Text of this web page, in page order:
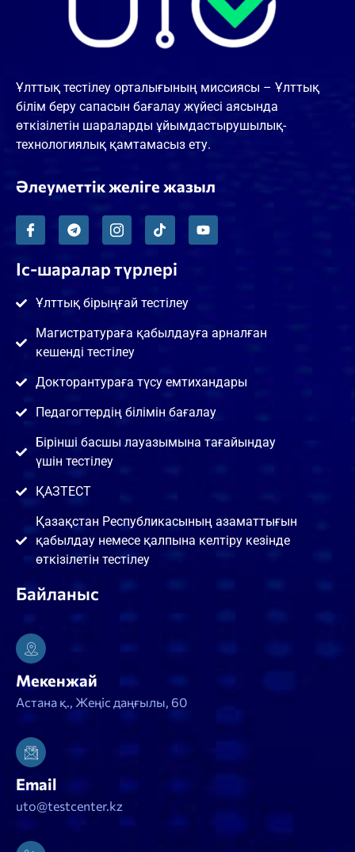
Ұлттық тестілеу орталығының миссиясы – Ұлттық
білім беру сапасын бағалау жүйесі аясында
өткізілетін шараларды ұйымдастырушылық-
технологиялық қамтамасыз ету.
Әлеуметтік желіге жазыл
Іс-шаралар түрлері
Ұлттық бірыңғай тестілеу
Магистратураға қабылдауға арналған
кешенді тестілеу
Докторантураға түсу емтихандары
Педагогтердің білімін бағалау
Бірінші басшы лауазымына тағайындау
үшін тестілеу
ҚАЗТЕСТ
Қазақстан Республикасының азаматтығын
қабылдау немесе қалпына келтіру кезінде
өткізілетін тестілеу
Байланыс
Мекенжай
Астана қ., Жеңіс даңғылы, 60
Email
uto@testcenter.kz